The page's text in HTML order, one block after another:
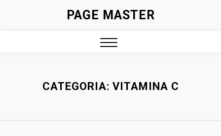
PAGE MASTER
CATEGORIA: VITAMINA C